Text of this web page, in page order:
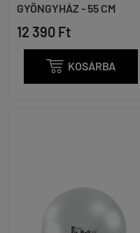
GYÖNGYHÁZ - 55 CM
12 390 Ft
 KOSÁRBA